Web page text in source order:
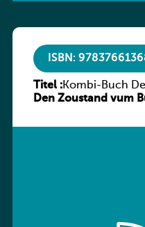
ISBN:
Titel :Kombi-Buch
Den Zoustand vum